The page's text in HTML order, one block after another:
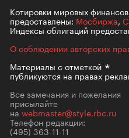
Котировки мировых
предоставлены: Мосбиржа,
Индексы облигаций
О соблюдении авторских
Материалы сотметкой
публикуются на правах
Все замечания и пожелания
присылайте
на webmaster@style.rbc.ru
Телефон редакции:
(495) 363-11-11